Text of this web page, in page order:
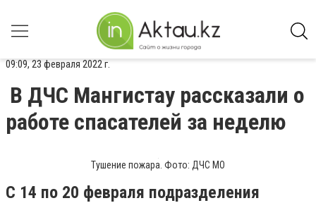
09:09, 23 февраля 2022 г.
В ДЧС Мангистау рассказали о
работе спасателей за неделю
Тушение пожара. Фото: ДЧС МО
С 14 по 20 февраля подразделения